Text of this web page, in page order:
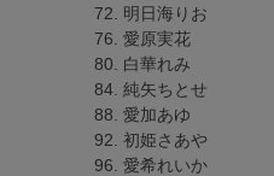
72. 明日海りお
76. 愛原実花
80. 白華れみ
84. 純矢ちとせ
88. 愛加あゆ
92. 初姫さあや
96. 愛希れいか